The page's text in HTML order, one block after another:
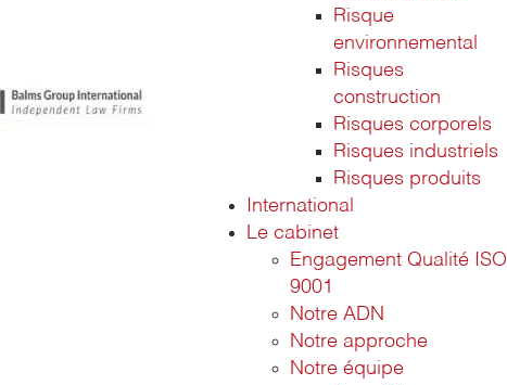
Risque
environnemental
Risques
construction
Risques corporels
Risques industriels
Risques produits
International
Le cabinet
Engagement Qualité ISO
9001
Notre ADN
Notre approche
Notre équipe